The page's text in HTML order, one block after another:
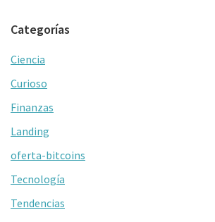
Categorías
Ciencia
Curioso
Finanzas
Landing
oferta-bitcoins
Tecnología
Tendencias